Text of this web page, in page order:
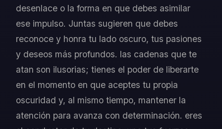
desenlace o la forma en que debes asimilar
ese impulso. Juntas sugieren que debes
reconoce y honra tu lado oscuro, tus pasiones
y deseos más profundos. las cadenas que te
atan son ilusorias; tienes el poder de liberarte
en el momento en que aceptes tu propia
oscuridad y, al mismo tiempo, mantener la
atención para avanza con determinación. eres